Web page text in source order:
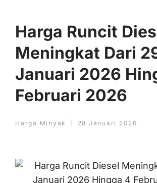
Harga Runcit
Meningkat Dari
Januari 2026
Februari 2026
Harga Minyak 28 Januari 2026